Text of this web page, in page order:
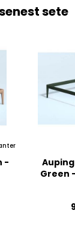
sete
-
Green